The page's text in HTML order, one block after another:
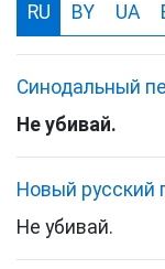
RU BY UA
Синодальный
Не убивай.
Новый русский
Не убивай.